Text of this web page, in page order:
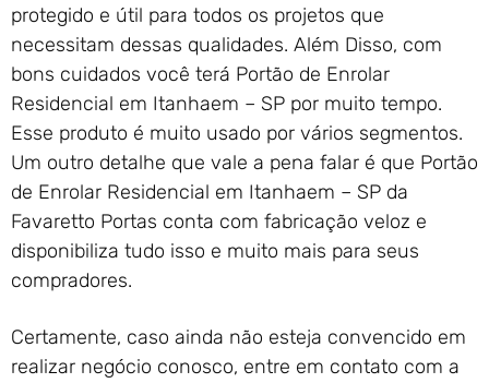
protegido e útil para todos os projetos que
necessitam dessas qualidades. Além Disso, com
bons cuidados você terá Portão de Enrolar
Residencial em Itanhaem – SP por muito tempo.
Esse produto é muito usado por vários segmentos.
Um outro detalhe que vale a pena falar é que Portão
de Enrolar Residencial em Itanhaem – SP da
Favaretto Portas conta com fabricação veloz e
disponibiliza tudo isso e muito mais para seus
compradores.
Certamente, caso ainda não esteja convencido em
realizar negócio conosco, entre em contato com a